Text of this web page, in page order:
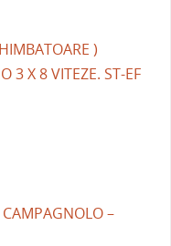
)
3 X 8 VITEZE. ST-EF
–